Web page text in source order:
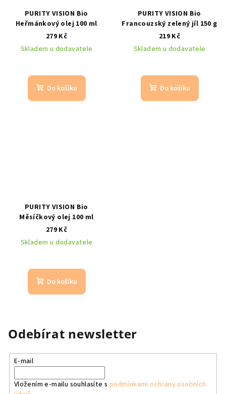
PURITY VISION Bio
Heřmánkový olej 100 ml
279 Kč
Skladem u dodavatele
Do košíku
PURITY VISION Bio
Francouzský zelený jíl 150 g
219 Kč
Skladem u dodavatele
Do košíku
PURITY VISION Bio
Měsíčkový olej 100 ml
279 Kč
Skladem u dodavatele
Do košíku
Odebírat newsletter
E-mail
Vložením e-mailu souhlasíte s podmínkami ochrany osobních